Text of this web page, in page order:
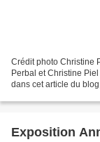
Crédit photo Christine
Perbal et Christine
dans cet article du
Exposition